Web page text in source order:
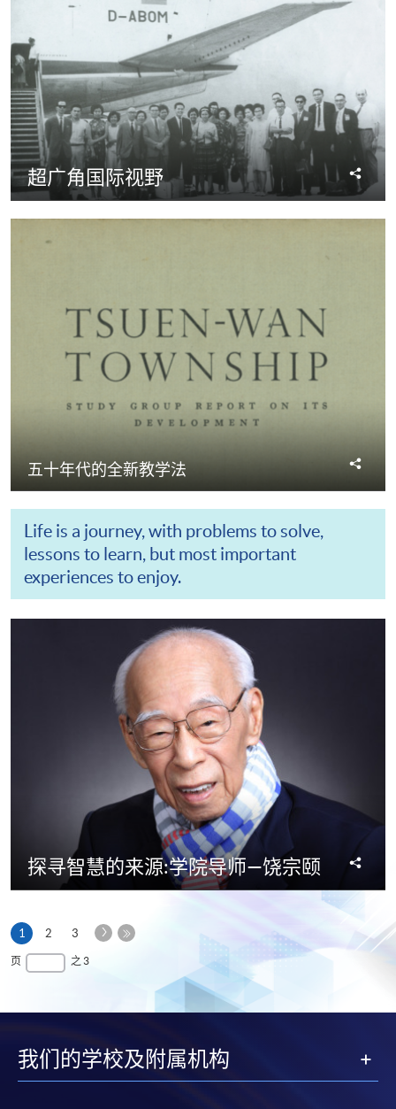
超广角国际视野
享
五十年代的全新教学法
Life is a journey, with problems to solve,
lessons to learn, but most important
experiences to enjoy.
探寻智慧的来源:学院导师—饶宗颐
1 本
页
2 3
下
页 之 3
我们的学校及附属机构